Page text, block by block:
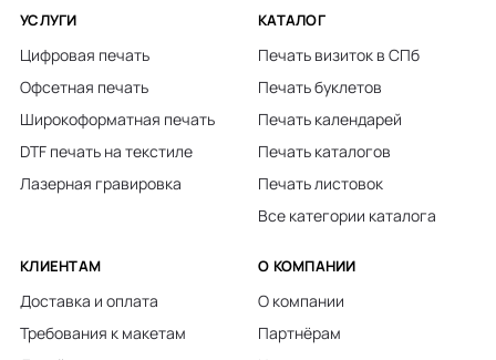
УСЛУГИ
Цифровая печать
Офсетная печать
Широкоформатная печать
DTF печать на текстиле
Лазерная гравировка
КАТАЛОГ
Печать визиток в СПб
Печать буклетов
Печать календарей
Печать каталогов
Печать листовок
Все категории каталога
КЛИЕНТАМ
Доставка и оплата
Требования к макетам
О КОМПАНИИ
О компании
Партнёрам